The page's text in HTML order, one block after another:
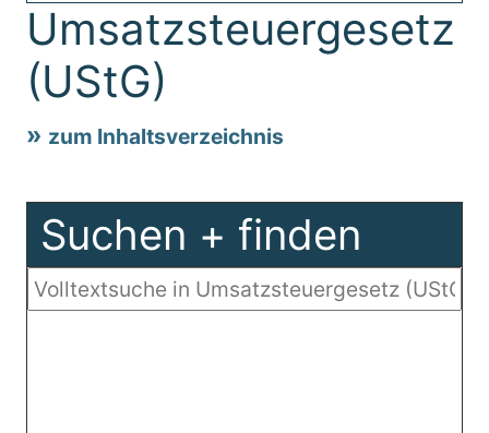
Umsatzsteuergesetz
(UStG)
zum Inhaltsverzeichnis
Suchen + finden